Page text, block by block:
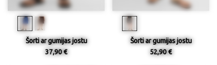
Šorti ar gumijas jostu
37,90 €
Šorti ar gumijas jostu
52,90 €